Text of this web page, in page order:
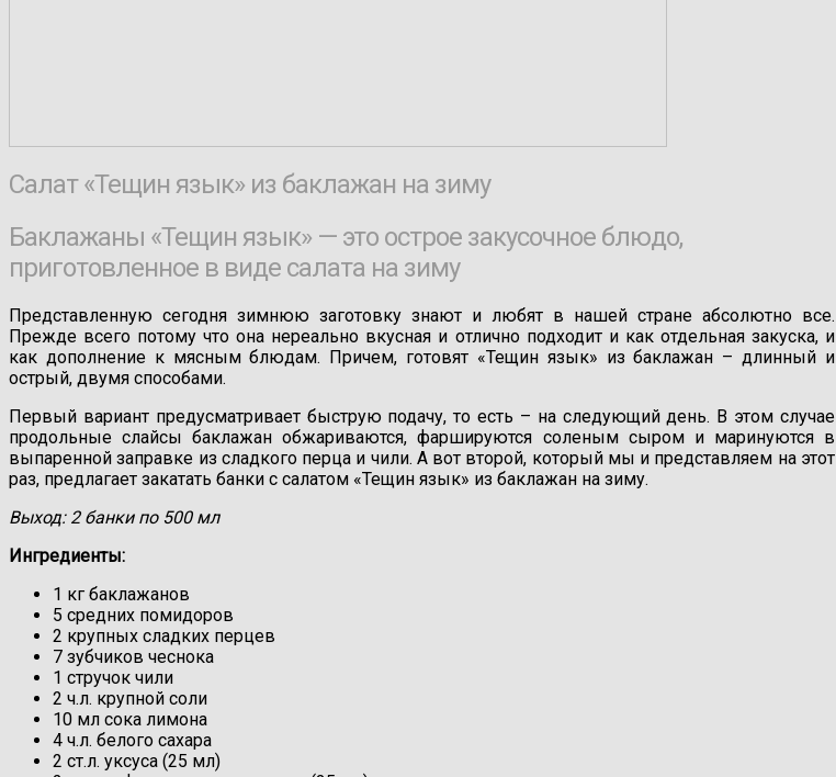
Салат «Тещин язык» из баклажан на зиму
Баклажаны «Тещин язык» — это острое закусочное блюдо,
приготовленное в виде салата на зиму
Представленную сегодня зимнюю заготовку знают и любят в нашей стране абсолютно все.
Прежде всего потому что она нереально вкусная и отлично подходит и как отдельная закуска, и
как дополнение к мясным блюдам. Причем, готовят «Тещин язык» из баклажан – длинный и
острый, двумя способами.
Первый вариант предусматривает быструю подачу, то есть – на следующий день. В этом случае
продольные слайсы баклажан обжариваются, фаршируются соленым сыром и маринуются в
выпаренной заправке из сладкого перца и чили. А вот второй, который мы и представляем на этот
раз, предлагает закатать банки с салатом «Тещин язык» из баклажан на зиму.
Выход: 2 банки по 500 мл
Ингредиенты:
1 кг баклажанов
5 средних помидоров
2 крупных сладких перцев
7 зубчиков чеснока
1 стручок чили
2 ч.л. крупной соли
10 мл сока лимона
4 ч.л. белого сахара
2 ст.л. уксуса (25 мл)